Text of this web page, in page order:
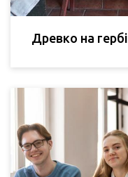
Древко на гербі